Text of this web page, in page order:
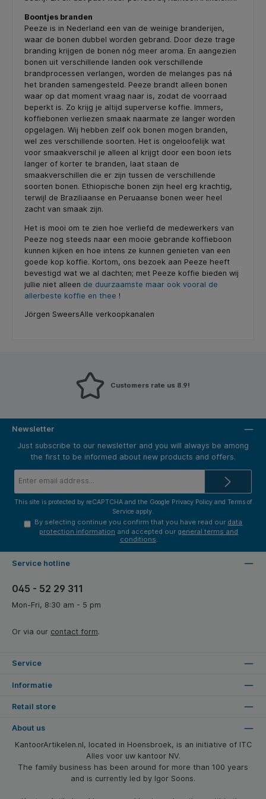
Boontjes branden
Peeze is in Nederland een van de weinige branderijen,
waar de bonen dubbel worden gebrand. Door deze trage
branding krijgen de bonen nóg meer aroma. En aangezien
bonen uit verschillende landen ook verschillende
brandprocessen verlangen, worden de melanges pas ná
het branden samengesteld. Peeze brandt alleen bonen
waar op dat moment vraag naar is, zodat de voorraad
beperkt is. Zo krijg je altijd superverse koffie. Immers,
koffiebonen verliezen smaak naarmate ze langer worden
opgelagen. Wij hebben zelf ook bonen mogen branden,
wel zes verschillende soorten. Het is ongeloofelijk wat
voor smaakverschil je alleen al krijgt door een boon iets
langer of korter te branden, laat staan de
smaakverschillen die er zijn tussen de verschillende
soorten bonen. Ethiopische bonen zijn heel erg krachtig,
terwijl de Braziliaanse en Peruaanse bonen weer heel
zacht van smaak zijn.
Het is mooi om te zien hoe verliefd de medewerkers van
Peeze nog steeds naar een mooie gebrande koffieboon
kunnen kijken en hoe intens ze kunnen genieten van een
goede kop koffie. Kortom, ons bezoek aan Peeze heeft
bevestigd wat we al dachten; met Peeze koffie bieden wij
jullie niet alleen de duurzaamste maar ook vooral de
allerbeste koffie en thee !
Jörgen SweersAlle verkoopkanalen
Customers rate us 8.9!
Newsletter
Just subscribe to our newsletter and you will always be among
the first to be informed about new products and offers.
This site is protected by reCAPTCHA and the Google Privacy Policyand Terms of
Service apply.
By selecting continue you confirm that you have read our data
protection information and accepted our general terms and
conditions.
Service hotline
045 - 52 29 311
Mon-Fri, 8:30 am - 5 pm
Or via our contact form.
Service
Informatie
Retail store
About us
KantoorArtikelen.nl, located in Hoensbroek, is an initiative of ITC
Alles voor uw kantoor NV.
The family business has been around for more than 100 years
and is currently led by Igor Soons.